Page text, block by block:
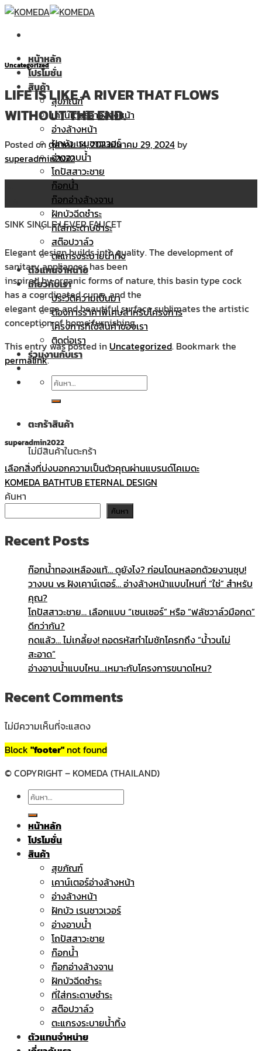
Skip
content
หน้าหลัก
โปรโมชั่น
สินค้า
สุขภัณฑ์
เคาน์เตอร์อ่างล้างหน้า
อ่างล้างหน้า
ฝักบัว เรนชาวเวอร์
อ่างอาบน้ำ
โถปัสสาวะชาย
ก๊อกน้ำ
ก๊อกอ่างล้างจาน
ฝักบัวฉีดชำระ
ที่ใส่กระดาษชำระ
สต๊อปวาล์ว
ตะแกรงระบายน้ำทิ้ง
ตัวแทนจำหน่าย
เกี่ยวกับเรา
ประวัติความเป็นมา
ต้องการราคาพิเศษสำหรับโครงการ
โครงการที่ใช้สินค้าของเรา
ติดต่อเรา
ร่วมงานกับเรา
ค้นหา:
ตะกร้าสินค้า
ไม่มีสินค้าในตะกร้า
Uncategorized
LIFE IS LIKE A RIVER THAT FLOWS
WITHOUT THE END.
Posted onตุลาคม 14, 2023มีนาคม 29, 2024 by
superadmin2022
SINK SINGLE LEVER FAUCET
Elegant design builds into quality. The development of
sanitary appliances has been
inspired by organic forms of nature, this basin type cock
has a coordinated curve, and the
elegant dege and beautiful surface sublimates the artistic
conception of home furnishing.
This entry was posted in Uncategorized. Bookmark the
permalink.
superadmin2022
เลือกสิ่งที่บ่งบอกความเป็นตัวคุณผ่านแบรนด์โคเมดะ
KOMEDA BATHTUB ETERNAL DESIGN
ค้นหา
ค้นหา
Recent Posts
ก๊อกน้ำทองเหลืองแท้… ดูยังไง? ก่อนโดนหลอกด้วยงานชุบ!
วางบน vs ฝังเคาน์เตอร์… อ่างล้างหน้าแบบไหนที่ “ใช่” สำหรับ
คุณ?
โถปัสสาวะชาย… เลือกแบบ “เซนเซอร์” หรือ “ฟลัชวาล์วมือกด”
ดีกว่ากัน?
กดแล้ว… ไม่เกลี้ยง! ถอดรหัสทำไมชักโครกถึง “น้ำวนไม่
สะอาด”
อ่างอาบน้ำแบบไหน…เหมาะกับโครงการขนาดไหน?
Recent Comments
ไม่มีความเห็นที่จะแสดง
Block "footer" not found
© COPYRIGHT – KOMEDA (THAILAND)
ค้นหา:
หน้าหลัก
โปรโมชั่น
สินค้า
สุขภัณฑ์
เคาน์เตอร์อ่างล้างหน้า
อ่างล้างหน้า
ฝักบัว เรนชาวเวอร์
อ่างอาบน้ำ
โถปัสสาวะชาย
ก๊อกน้ำ
ก๊อกอ่างล้างจาน
ฝักบัวฉีดชำระ
ที่ใส่กระดาษชำระ
สต๊อปวาล์ว
ตะแกรงระบายน้ำทิ้ง
ตัวแทนจำหน่าย